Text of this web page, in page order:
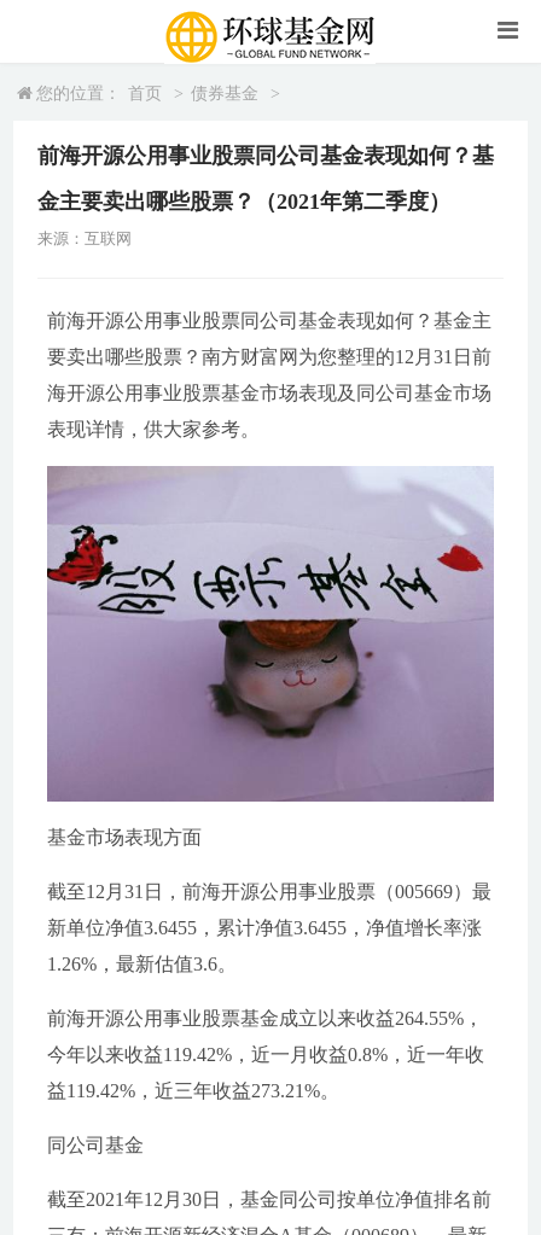
您的位置： 首页 > 债券基金 >
前海开源公用事业股票同公司基金表现如何？基
金主要卖出哪些股票？（2021年第二季度）
来源：互联网
前海开源公用事业股票同公司基金表现如何？基金主
要卖出哪些股票？南方财富网为您整理的12月31日前
海开源公用事业股票基金市场表现及同公司基金市场
表现详情，供大家参考。
基金市场表现方面
截至12月31日，前海开源公用事业股票（005669）最
新单位净值3.6455，累计净值3.6455，净值增长率涨
1.26%，最新估值3.6。
前海开源公用事业股票基金成立以来收益264.55%，
今年以来收益119.42%，近一月收益0.8%，近一年收
益119.42%，近三年收益273.21%。
同公司基金
截至2021年12月30日，基金同公司按单位净值排名前